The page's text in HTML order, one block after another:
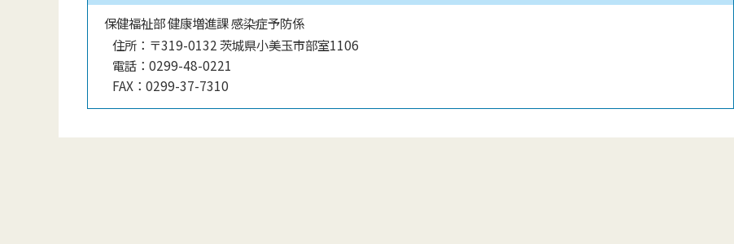
保健福祉部 健康増進課 感染症予防係
住所： 〒319-0132 茨城県小美玉市部室1106
電話： 0299-48-0221
FAX： 0299-37-7310